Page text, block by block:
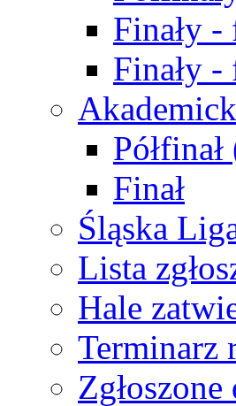
Finały -
Finały -
Finał
Śląska
Lista
Hale
Terminarz